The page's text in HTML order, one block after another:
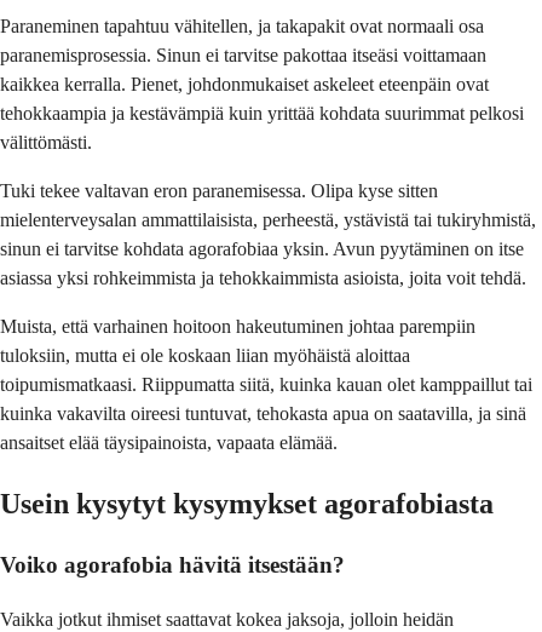
Paraneminen tapahtuu vähitellen, ja takapakit ovat normaali osa
paranemisprosessia. Sinun ei tarvitse pakottaa itseäsi voittamaan
kaikkea kerralla. Pienet, johdonmukaiset askeleet eteenpäin ovat
tehokkaampia ja kestävämpiä kuin yrittää kohdata suurimmat pelkosi
välittömästi.
Tuki tekee valtavan eron paranemisessa. Olipa kyse sitten
mielenterveysalan ammattilaisista, perheestä, ystävistä tai tukiryhmistä,
sinun ei tarvitse kohdata agorafobiaa yksin. Avun pyytäminen on itse
asiassa yksi rohkeimmista ja tehokkaimmista asioista, joita voit tehdä.
Muista, että varhainen hoitoon hakeutuminen johtaa parempiin
tuloksiin, mutta ei ole koskaan liian myöhäistä aloittaa
toipumismatkaasi. Riippumatta siitä, kuinka kauan olet kamppaillut tai
kuinka vakavilta oireesi tuntuvat, tehokasta apua on saatavilla, ja sinä
ansaitset elää täysipainoista, vapaata elämää.
Usein kysytyt kysymykset agorafobiasta
Voiko agorafobia hävitä itsestään?
Vaikka jotkut ihmiset saattavat kokea jaksoja, jolloin heidän